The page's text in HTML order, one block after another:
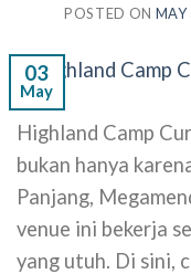
POSTED ON MAY
03
May
Highland Camp
bukan hanya
Panjang,
venue ini bekerja
yang utuh. Di sini,